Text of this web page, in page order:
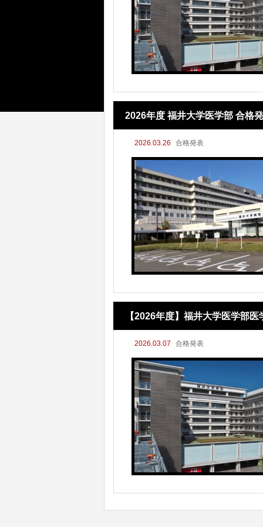
2026年度 福井大学医学部 合格
2026.03.26 合格発表
【2026年度】福井大学医学部
階選抜を経て57名が合格
2026.03.07 合格発表